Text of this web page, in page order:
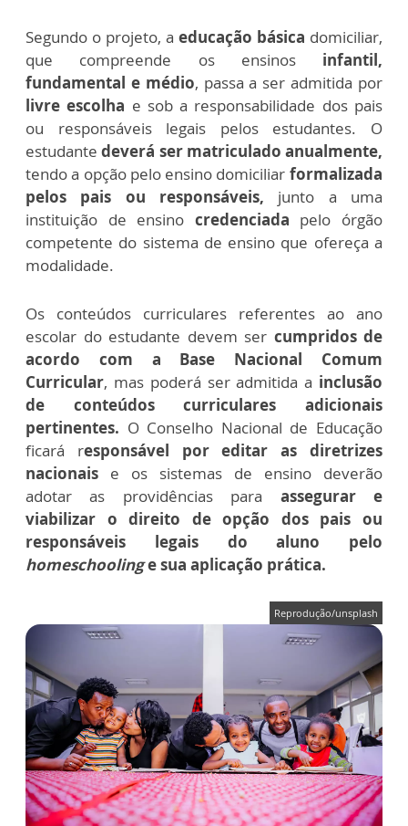
Segundo o projeto, a educação básica domiciliar,
que compreende os ensinos infantil,
fundamental e médio, passa a ser admitida por
livre escolha e sob a responsabilidade dos pais
ou responsáveis legais pelos estudantes. O
estudantedeverá ser matriculado anualmente,
tendo a opção pelo ensino domiciliar formalizada
pelos pais ou responsáveis, junto a uma
instituição de ensino credenciada pelo órgão
competente do sistema de ensino que ofereça a
modalidade.
Os conteúdos curriculares referentes ao ano
escolar do estudante devem ser cumpridos de
acordo com a Base Nacional Comum
Curricular, mas poderá ser admitida a inclusão
de conteúdos curriculares adicionais
pertinentes. O Conselho Nacional de Educação
ficará responsável por editar as diretrizes
nacionais e os sistemas de ensino deverão
adotar as providências para assegurar e
viabilizar o direito de opção dos pais ou
responsáveis legais do aluno pelo
homeschoolinge sua aplicação prática.
Reprodução/unsplash